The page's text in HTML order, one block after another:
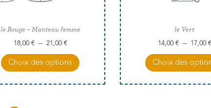
le Rouge – Manteau femme
18,00 € – 21,00 €
Choix des options
le Vert
14,00 € – 17,00 €
Choix des